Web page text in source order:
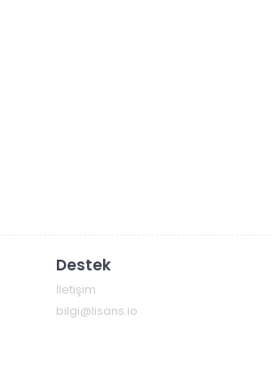
Destek
İletişim
bilgi@lisans.io